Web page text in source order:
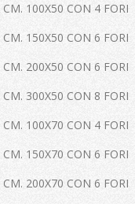
CM. 100X50 CON 4 FORI
CM. 150X50 CON 6 FORI
CM. 200X50 CON 6 FORI
CM. 300X50 CON 8 FORI
CM. 100X70 CON 4 FORI
CM. 150X70 CON 6 FORI
CM. 200X70 CON 6 FORI